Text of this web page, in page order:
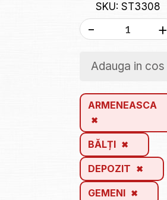
SKU: ST3308
- +
Adauga in cos
ARMENEASCA
BĂLȚI
DEPOZIT
GEMENI